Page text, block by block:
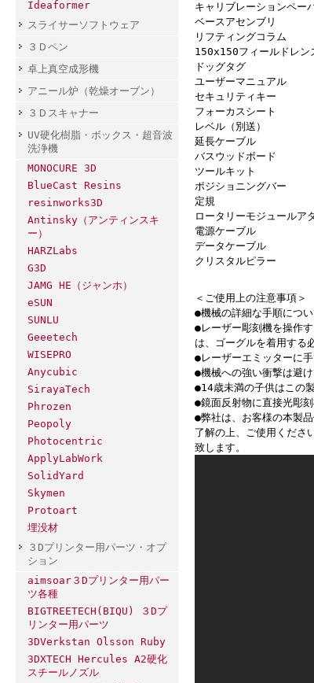
Ideaformer
スライサーソフトウェア
３Ｄペン
卓上真空成形機
アニール炉（乾燥オーブン）
３Ｄスキャナー
UV硬化樹脂・ボックス・超音波
洗浄機
MONOCURE 3D
BlueCast Resins
resinworks3D
Antinsky（アンティンスキ
ー）
HARZLabs
G3D
JAMG HE（ジャンホ）
eSUN
SUNLU
Geeetech
WISEPRO
Anycubic
SirayaTech
Phrozen
Peopoly
Photocentric
ApplyLabWork
SolidYard
Skymen
Protoart
埋没材
３Dプリンター用パーツ・オプ
ション
aimsoar３Dプリンター用パー
ツ各種
BIGTREETECH(BIQU) ３Dプ
リンター用パーツ
3DVerkstan Olsson Ruby
3DXTECH Hercules A2硬化
スチールノズル
キャリブレーションペー
ベースアセンブリ
リフティングコラム
150x150フィールドレン
ドッグタグ
ユーザーマニュアル
セキュリティキー
フォーカスシート
レベル（別送）
延長ケーブル
バスウッドボード
ツールキット
ポジショニングバー
定規
ロータリーモジュールア
電源ケーブル
データケーブル
クリスタルピラー
＜ご使用上の注意事項＞
●機械の詳細な手順につ
●レーザー彫刻機を操作
は、ゴーグルを着用する
●レーザーエミッターに
●機械への強い衝撃は避け
●14歳未満の子供はこの
●鏡面反射物に直接光彫
●弊社は、お客様の本製
了解の上、ご使用くださ
致します。